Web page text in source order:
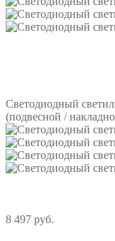
Светодиодный
(подвесной /
8 497 руб.